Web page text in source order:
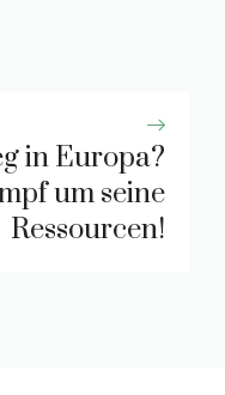
in Europa?
um seine
Ressourcen!